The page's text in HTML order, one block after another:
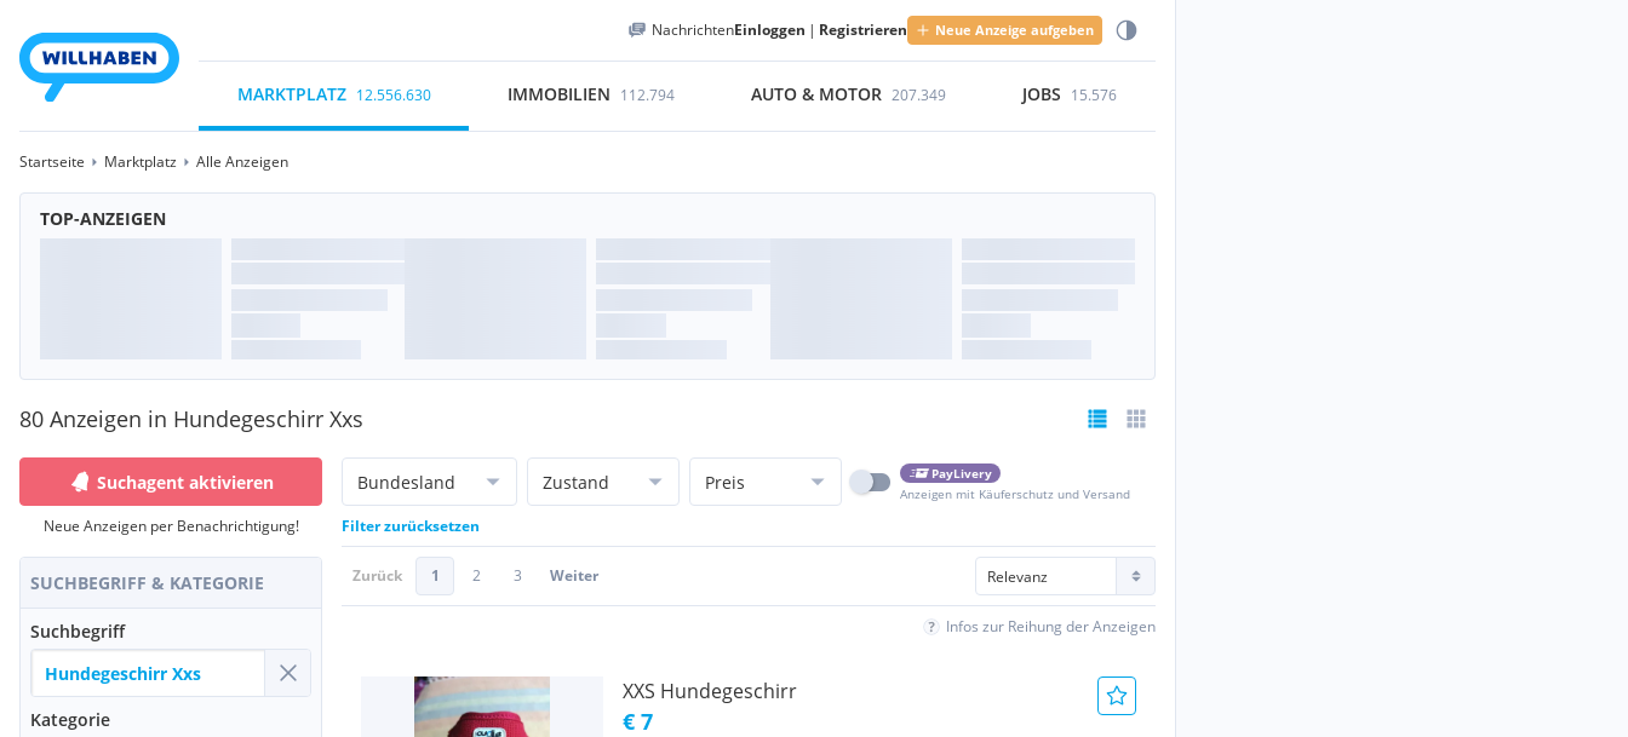
NachrichtenEinloggen | Registrieren Neue Anzeige aufgeben
MARKTPLATZ 12.556.630 IMMOBILIEN 112.794 AUTO & MOTOR 207.349 JOBS 15.576
Startseite Marktplatz Alle Anzeigen
TOP-ANZEIGEN
80 Anzeigen in Hundegeschirr Xxs
Suchagent aktivieren
Neue Anzeigen per Benachrichtigung!
SUCHBEGRIFF & KATEGORIE
Suchbegriff
Kategorie
Bundesland Zustand Preis
PayLivery
Anzeigen mit Käuferschutz und Versand
Filter zurücksetzen
Zurück 1 2 3 Weiter
Infos zur Reihung der Anzeigen
XXS Hundegeschirr
€ 7